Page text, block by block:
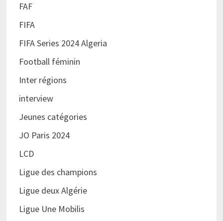
FAF
FIFA
FIFA Series 2024 Algeria
Football féminin
Inter régions
interview
Jeunes catégories
JO Paris 2024
LCD
Ligue des champions
Ligue deux Algérie
Ligue Une Mobilis